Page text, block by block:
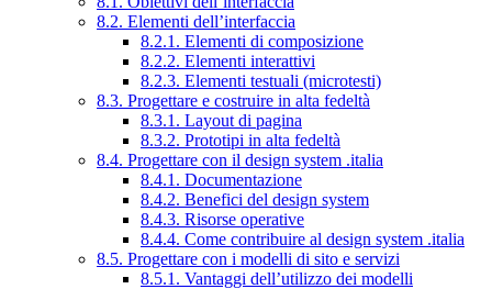
8.2. Elementi dell’interfaccia
8.2.1. Elementi di composizione
8.2.2. Elementi interattivi
8.2.3. Elementi testuali (microtesti)
8.3. Progettare e costruire in alta fedeltà
8.3.1. Layout di pagina
8.3.2. Prototipi in alta fedeltà
8.4. Progettare con il design system .italia
8.4.1. Documentazione
8.4.2. Benefici del design system
8.4.3. Risorse operative
8.4.4. Come contribuire al design system .italia
8.5. Progettare con i modelli di sito e servizi
8.5.1. Vantaggi dell’utilizzo dei modelli